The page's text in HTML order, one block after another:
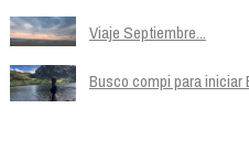
Viaje Septiembre...
Busco compi para iniciar